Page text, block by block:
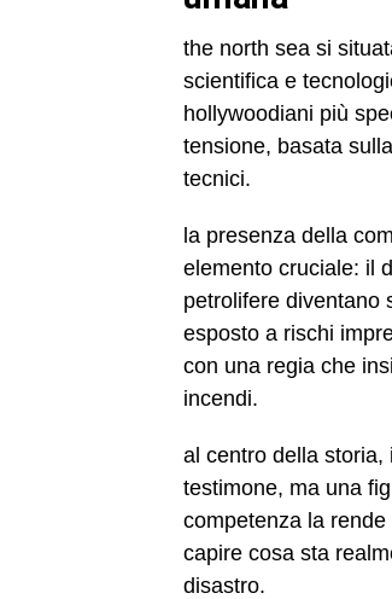
the north sea si
scientifica e
hollywoodiani più
tensione, basata
tecnici.
la presenza della
elemento cruciale: il
petrolifere diventano
esposto a rischi
con una regia che
incendi.
al centro della
testimone, ma una
competenza la
capire cosa sta
disastro.